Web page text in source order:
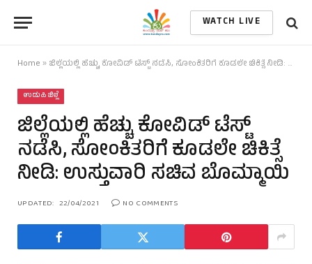
WATCH LIVE
Home » ಜಿಲ್ಲೆಯಲ್ಲಿ ಹೆಚ್ಚು ಕೋವಿಡ್ ಟೆಸ್ಟ್ ನಡೆಸಿ, ಸೋಂಕಿತರಿಗೆ ಕೂಡಲೇ ಚಿಕಿತ್ಸೆ ನೀಡಿ: ಉಸ್ತುವಾರಿ ಸಚಿವ ಬೊಮ್ಮಾಯಿ
ಉಡುಪಿ ಜಿಲ್ಲೆ
ಜಿಲ್ಲೆಯಲ್ಲಿ ಹೆಚ್ಚು ಕೋವಿಡ್ ಟೆಸ್ಟ್
ನಡೆಸಿ, ಸೋಂಕಿತರಿಗೆ ಕೂಡಲೇ ಚಿಕಿತ್ಸೆ
ನೀಡಿ: ಉಸ್ತುವಾರಿ ಸಚಿವ ಬೊಮ್ಮಾಯಿ
UPDATED: 22/04/2021 NO COMMENTS